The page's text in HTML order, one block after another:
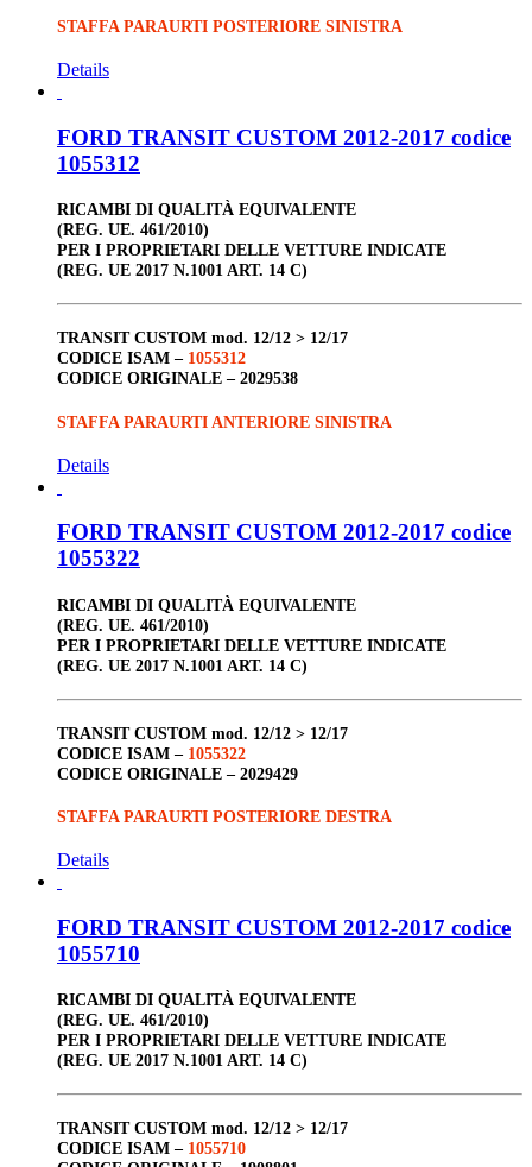
STAFFA PARAURTI POSTERIORE SINISTRA
Details
FORD TRANSIT CUSTOM 2012-2017 codice
1055312
RICAMBI DI QUALITÀ EQUIVALENTE
(REG. UE. 461/2010)
PER I PROPRIETARI DELLE VETTURE INDICATE
(REG. UE 2017 N.1001 ART. 14 C)
TRANSIT CUSTOM mod. 12/12 > 12/17
CODICE ISAM – 1055312
CODICE ORIGINALE – 2029538
STAFFA PARAURTI ANTERIORE SINISTRA
Details
FORD TRANSIT CUSTOM 2012-2017 codice
1055322
RICAMBI DI QUALITÀ EQUIVALENTE
(REG. UE. 461/2010)
PER I PROPRIETARI DELLE VETTURE INDICATE
(REG. UE 2017 N.1001 ART. 14 C)
TRANSIT CUSTOM mod. 12/12 > 12/17
CODICE ISAM – 1055322
CODICE ORIGINALE – 2029429
STAFFA PARAURTI POSTERIORE DESTRA
Details
FORD TRANSIT CUSTOM 2012-2017 codice
1055710
RICAMBI DI QUALITÀ EQUIVALENTE
(REG. UE. 461/2010)
PER I PROPRIETARI DELLE VETTURE INDICATE
(REG. UE 2017 N.1001 ART. 14 C)
TRANSIT CUSTOM mod. 12/12 > 12/17
CODICE ISAM – 1055710